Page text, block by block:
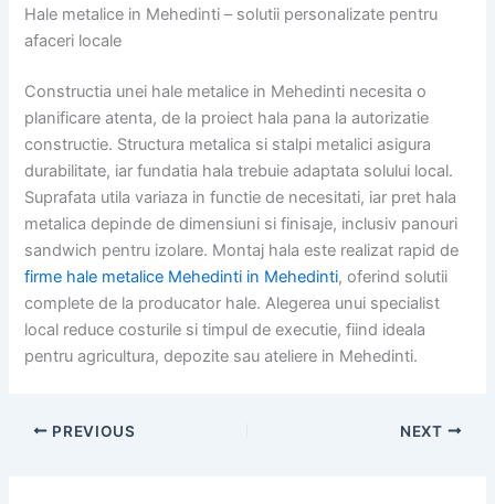
Hale metalice in Mehedinti – solutii personalizate pentru
afaceri locale
Constructia unei hale metalice in Mehedinti necesita o
planificare atenta, de la proiect hala pana la autorizatie
constructie. Structura metalica si stalpi metalici asigura
durabilitate, iar fundatia hala trebuie adaptata solului local.
Suprafata utila variaza in functie de necesitati, iar pret hala
metalica depinde de dimensiuni si finisaje, inclusiv panouri
sandwich pentru izolare. Montaj hala este realizat rapid de
firme hale metalice Mehedinti in Mehedinti, oferind solutii
complete de la producator hale. Alegerea unui specialist
local reduce costurile si timpul de executie, fiind ideala
pentru agricultura, depozite sau ateliere in Mehedinti.
PREVIOUS NEXT